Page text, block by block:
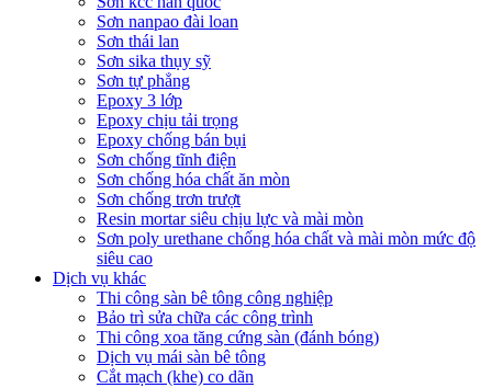
Sơn nanpao đài loan
Sơn thái lan
Sơn sika thụy sỹ
Sơn tự phẳng
Epoxy 3 lớp
Epoxy chịu tải trọng
Epoxy chống bán bụi
Sơn chống tĩnh điện
Sơn chống hóa chất ăn mòn
Sơn chống trơn trượt
Resin mortar siêu chịu lực và mài mòn
Sơn poly urethane chống hóa chất và mài mòn mức độ
siêu cao
Dịch vụ khác
Thi công sàn bê tông công nghiệp
Bảo trì sửa chữa các công trình
Thi công xoa tăng cứng sàn (đánh bóng)
Dịch vụ mái sàn bê tông
Cắt mạch (khe) co dãn